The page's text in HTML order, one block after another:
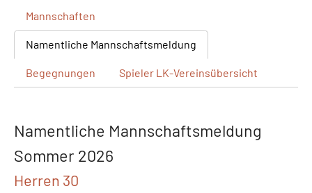
Mannschaften
Namentliche Mannschaftsmeldung
Begegnungen Spieler LK-Vereinsübersicht
Namentliche Mannschaftsmeldung
Sommer 2026
Herren 30